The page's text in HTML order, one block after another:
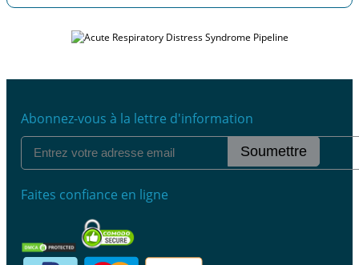
Abonnez-vous à la lettre d'information
Soumettre
Faites confiance en ligne